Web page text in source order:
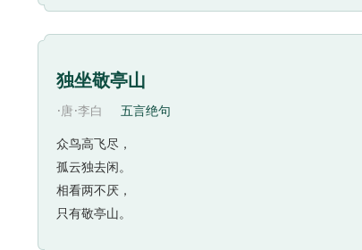
独坐敬亭山
·唐·李白 五言绝句
众鸟高飞尽，
孤云独去闲。
相看两不厌，
只有敬亭山。